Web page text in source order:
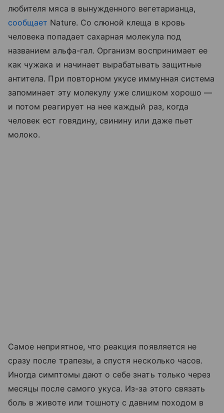
любителя мяса в вынужденного вегетарианца,
сообщает Nature. Со слюной клеща в кровь
человека попадает сахарная молекула под
названием альфа-гал. Организм воспринимает ее
как чужака и начинает вырабатывать защитные
антитела. При повторном укусе иммунная система
запоминает эту молекулу уже слишком хорошо —
и потом реагирует на нее каждый раз, когда
человек ест говядину, свинину или даже пьет
молоко.
Самое неприятное, что реакция появляется не
сразу после трапезы, а спустя несколько часов.
Иногда симптомы дают о себе знать только через
месяцы после самого укуса. Из-за этого связать
боль в животе или тошноту с давним походом в